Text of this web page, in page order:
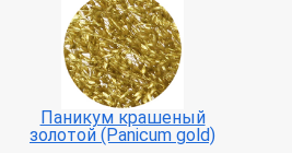
Паникум крашеный
золотой (Panicum gold)